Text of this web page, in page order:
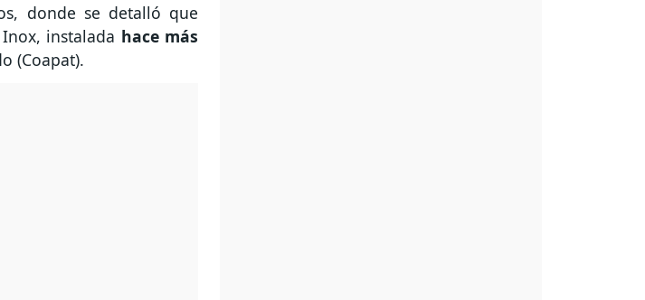
donde se detalló que
instalada hace más
(Coapat).